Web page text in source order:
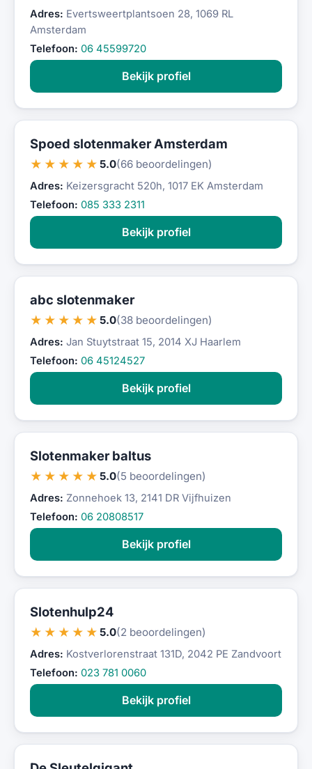
Adres: Evertsweertplantsoen 28, 1069 RL
Amsterdam
Telefoon: 06 45599720
Bekijk profiel
Spoed slotenmaker Amsterdam
★★★★★ 5.0(66 beoordelingen)
Adres: Keizersgracht 520h, 1017 EK Amsterdam
Telefoon: 085 333 2311
Bekijk profiel
abc slotenmaker
★★★★★ 5.0(38 beoordelingen)
Adres: Jan Stuytstraat 15, 2014 XJ Haarlem
Telefoon: 06 45124527
Bekijk profiel
Slotenmaker baltus
★★★★★ 5.0(5 beoordelingen)
Adres: Zonnehoek 13, 2141 DR Vijfhuizen
Telefoon: 06 20808517
Bekijk profiel
Slotenhulp24
★★★★★ 5.0(2 beoordelingen)
Adres: Kostverlorenstraat 131D, 2042 PE Zandvoort
Telefoon: 023 781 0060
Bekijk profiel